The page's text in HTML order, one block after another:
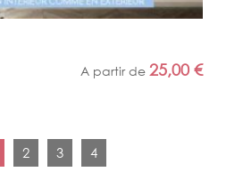
A partir de25,00€
2 3 4